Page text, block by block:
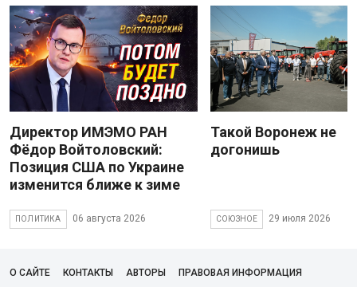
Директор ИМЭМО РАН
Фёдор Войтоловский:
Позиция США по Украине
изменится ближе к зиме
ПОЛИТИКА 06 августа 2026
Такой Воронеж не
догонишь
СОЮЗНОЕ 29 июля 2026
О САЙТЕ КОНТАКТЫ АВТОРЫ ПРАВОВАЯ ИНФОРМАЦИЯ